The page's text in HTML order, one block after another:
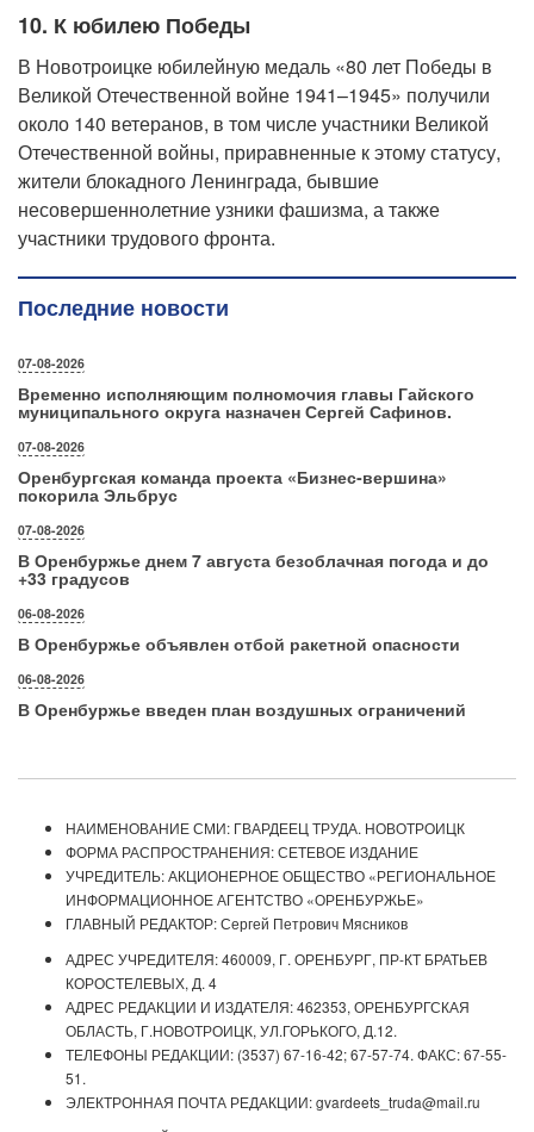
10. К юбилею Победы
В Новотроицке юбилейную медаль «80 лет Победы в
Великой Отечественной войне 1941–1945» получили
около 140 ветеранов, в том числе участники Великой
Отечественной войны, приравненные к этому статусу,
жители блокадного Ленинграда, бывшие
несовершеннолетние узники фашизма, а также
участники трудового фронта.
Последние новости
07-08-2026
Временно исполняющим полномочия главы Гайского
муниципального округа назначен Сергей Сафинов.
07-08-2026
Оренбургская команда проекта «Бизнес‑вершина»
покорила Эльбрус
07-08-2026
В Оренбуржье днем 7 августа безоблачная погода и до
+33 градусов
06-08-2026
В Оренбуржье объявлен отбой ракетной опасности
06-08-2026
В Оренбуржье введен план воздушных ограничений
НАИМЕНОВАНИЕ СМИ: ГВАРДЕЕЦ ТРУДА. НОВОТРОИЦК
ФОРМА РАСПРОСТРАНЕНИЯ: СЕТЕВОЕ ИЗДАНИЕ
УЧРЕДИТЕЛЬ: АКЦИОНЕРНОЕ ОБЩЕСТВО «РЕГИОНАЛЬНОЕ
ИНФОРМАЦИОННОЕ АГЕНТСТВО «ОРЕНБУРЖЬЕ»
ГЛАВНЫЙ РЕДАКТОР: Сергей Петрович Мясников
АДРЕС УЧРЕДИТЕЛЯ: 460009, Г. ОРЕНБУРГ, ПР-КТ БРАТЬЕВ
КОРОСТЕЛЕВЫХ, Д. 4
АДРЕС РЕДАКЦИИ И ИЗДАТЕЛЯ: 462353, ОРЕНБУРГСКАЯ
ОБЛАСТЬ, Г.НОВОТРОИЦК, УЛ.ГОРЬКОГО, Д.12.
ТЕЛЕФОНЫ РЕДАКЦИИ: (3537) 67-16-42; 67-57-74. ФАКС: 67-55-
51.
ЭЛЕКТРОННАЯ ПОЧТА РЕДАКЦИИ: gvardeets_truda@mail.ru